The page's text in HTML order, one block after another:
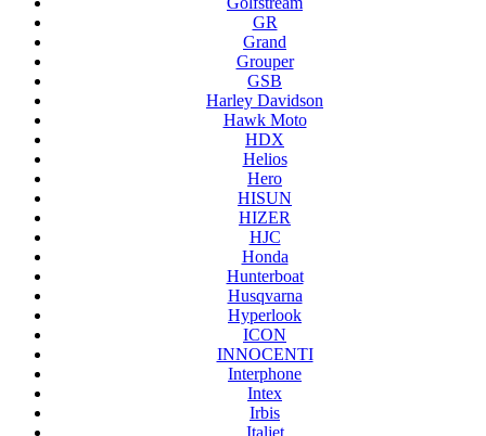
GR
Grand
Grouper
GSB
Harley Davidson
Hawk Moto
HDX
Helios
Hero
HISUN
HIZER
HJC
Honda
Hunterboat
Husqvarna
Hyperlook
ICON
INNOCENTI
Interphone
Intex
Irbis